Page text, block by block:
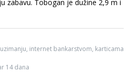
zabavu. Tobogan je dužine 2,9 m i
internet bankarstvom, karticama
14 dana